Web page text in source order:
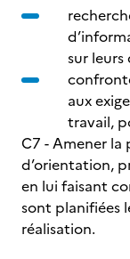
sur
aux
travail,
C7 - Amener la
d’orientation,
en lui faisant
sont planifiées
réalisation.